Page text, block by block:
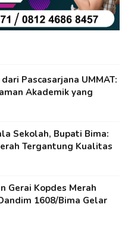
Pascasarjana UMMAT:
Akademik yang
Sekolah, Bupati Bima:
Tergantung Kualitas
Gerai Kopdes Merah
1608/Bima Gelar